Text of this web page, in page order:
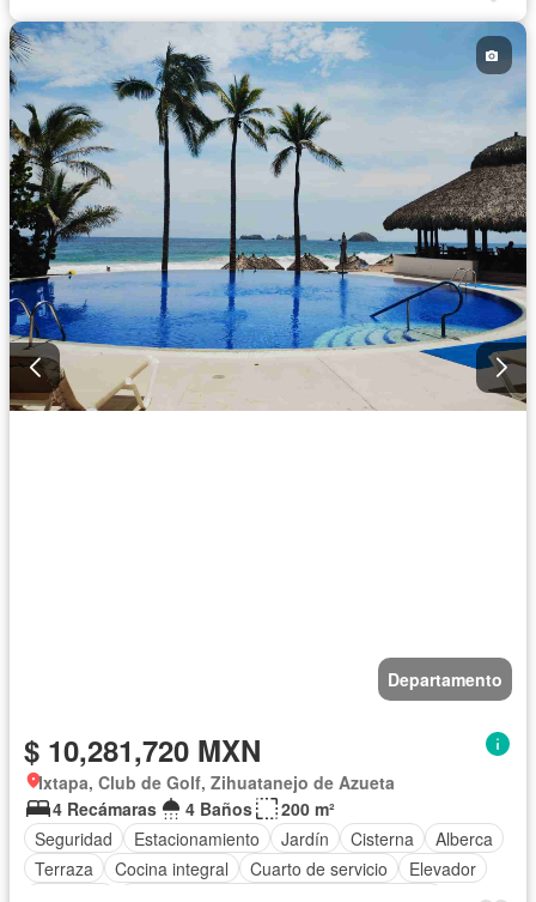
Zonas verdes
Vista panorámica
Recámara con closet
Caseta de vigilancia
Wifi Conserje Sin amueblar
Departamento
$ 10,281,720 MXN
Ixtapa, Club de Golf, Zihuatanejo de Azueta
4 Recámaras
4 Baños
200 m²
Seguridad
Estacionamiento Jardín Cisterna
Alberca
Terraza
Cocina integral Cuarto de servicio
Elevador